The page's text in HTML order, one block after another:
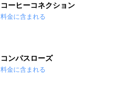
コーヒーコネクション
料金に含まれる
コンパスローズ
料金に含まれる